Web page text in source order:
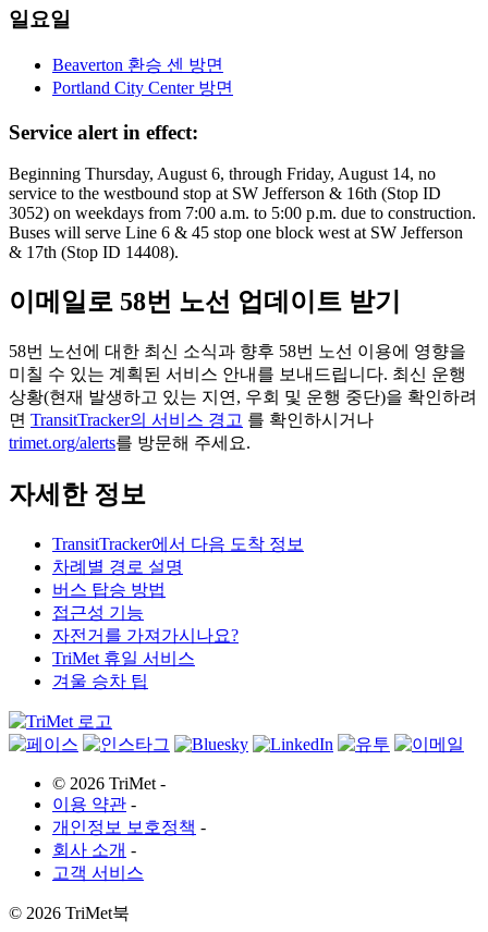
일요일
Beaverton 환승 센 방면
Portland City Center 방면
Service alert in effect:
Beginning Thursday, August 6, through Friday, August 14, no
service to the westbound stop at SW Jefferson & 16th (Stop ID
3052) on weekdays from 7:00 a.m. to 5:00 p.m. due to construction.
Buses will serve Line 6 & 45 stop one block west at SW Jefferson
& 17th (Stop ID 14408).
이메일로 58번 노선 업데이트 받기
58번 노선에 대한 최신 소식과 향후 58번 노선 이용에 영향을
미칠 수 있는 계획된 서비스 안내를 보내드립니다. 최신 운행
상황(현재 발생하고 있는 지연, 우회 및 운행 중단)을 확인하려
면 TransitTracker의 서비스 경고 를 확인하시거나
trimet.org/alerts를 방문해 주세요.
자세한 정보
TransitTracker에서 다음 도착 정보
차례별 경로 설명
버스 탑승 방법
접근성 기능
자전거를 가져가시나요?
TriMet 휴일 서비스
겨울 승차 팁
© 2026 TriMet -
이용 약관 -
개인정보 보호정책 -
회사 소개 -
고객 서비스
© 2026 TriMet북